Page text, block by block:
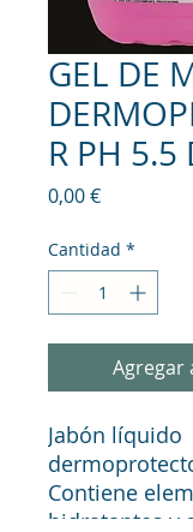
GEL DE
R PH 5.5
0,00 €Precio
Cantidad *
Agregar
Jabón líquido
Contiene
hidratantes y